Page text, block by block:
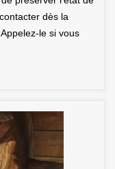
dès la
le si vous